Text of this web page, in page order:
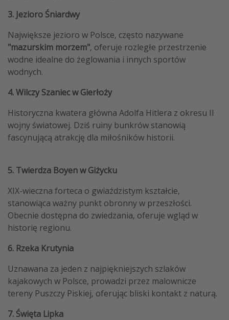
3. Jezioro Śniardwy
Największe jezioro w Polsce, często nazywane
"mazurskim morzem", oferuje rozległe przestrzenie
wodne idealne do żeglowania i innych sportów
wodnych. ​
4. Wilczy Szaniec w Gierłoży
Historyczna kwatera główna Adolfa Hitlera z okresu II
wojny światowej. Dziś ruiny bunkrów stanowią
fascynującą atrakcję dla miłośników historii. ​
5. Twierdza Boyen w Giżycku
XIX-wieczna forteca o gwiaździstym kształcie,
stanowiąca ważny punkt obronny w przeszłości.
Obecnie dostępna do zwiedzania, oferuje wgląd w
historię regionu. ​
6. Rzeka Krutynia
Uznawana za jeden z najpiękniejszych szlaków
kajakowych w Polsce, prowadzi przez malownicze
tereny Puszczy Piskiej, oferując bliski kontakt z naturą. ​
7. Święta Lipka